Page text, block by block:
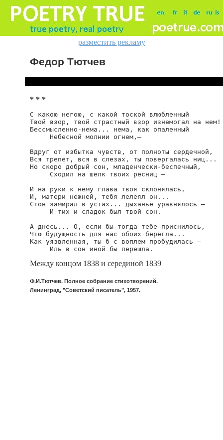
разместить рекламу
Федор Тютчев
* * *
С какою негою, с какой тоской влюбленный
Твой взор, твой страстный взор изнемогал на нем!
Бессмысленно-нема... нема, как опаленный
     Небесной молнии огнем,—
Вдруг от избытка чувств, от полноты сердечной,
Вся трепет, вся в слезах, ты повергалась ниц...
Но скоро добрый сон, младенчески-беспечный,
     Сходил на шелк твоих ресниц —
И на руки к нему глава твоя склонялась,
И, матери нежней, тебя лелеял он...
Стон замирал в устах... дыханье уравнялось —
     И тих и сладок был твой сон.
А днесь... О, если бы тогда тебе приснилось,
Что будущность для нас обоих берегла...
Как уязвленная, ты б с воплем пробудилась —
     Иль в сон иной бы перешла.
Между концом 1838 и серединой 1839
Ф.И.Тютчев. Полное собрание стихотворений.
Ленинград, "Советский писатель", 1957.